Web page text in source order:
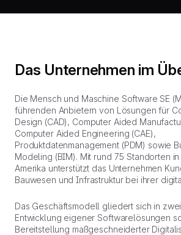
Das Unternehmen im
Die Mensch und Maschine Software SE
führenden Anbietern von Lösungen für
Design (CAD), Computer Aided
Computer Aided Engineering (CAE),
Produktdatenmanagement (PDM) sowie
Modeling (BIM). Mit rund 75 Standorten
Amerika unterstützt das Unternehmen
Bauwesen und Infrastruktur bei ihrer
Das Geschäftsmodell gliedert sich in
Entwicklung eigener Softwarelösungen
Bereitstellung maßgeschneiderter